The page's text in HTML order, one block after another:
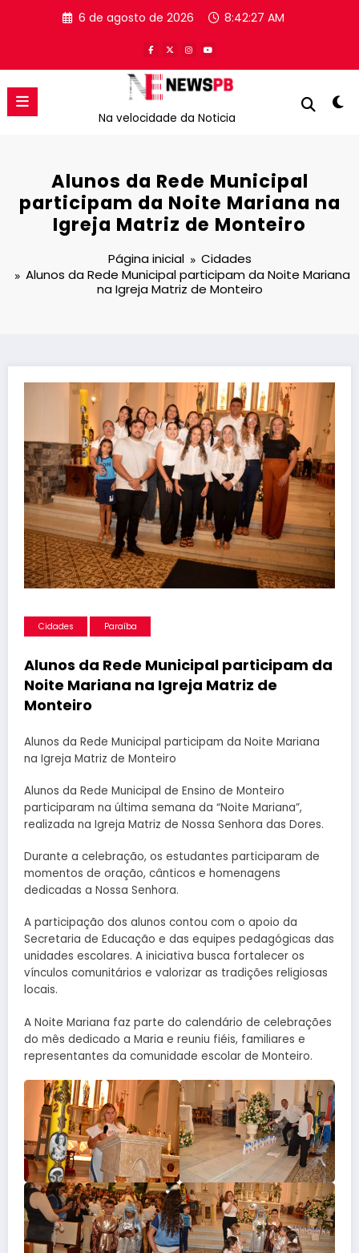
6 de agosto de 2026 8:42:27 AM
Na velocidade da Noticia
Alunos da Rede Municipal
participam da Noite Mariana na
Igreja Matriz de Monteiro
Página inicial
Cidades
Alunos da Rede Municipal participam da Noite Mariana
na Igreja Matriz de Monteiro
Cidades Paraíba
Alunos da Rede Municipal participam da
Noite Mariana na Igreja Matriz de
Monteiro
Alunos da Rede Municipal participam da Noite Mariana
na Igreja Matriz de Monteiro
Alunos da Rede Municipal de Ensino de Monteiro
participaram na última semana da “Noite Mariana”,
realizada na Igreja Matriz de Nossa Senhora das Dores.
Durante a celebração, os estudantes participaram de
momentos de oração, cânticos e homenagens
dedicadas a Nossa Senhora.
A participação dos alunos contou com o apoio da
Secretaria de Educação e das equipes pedagógicas das
unidades escolares. A iniciativa busca fortalecer os
vínculos comunitários e valorizar as tradições religiosas
locais.
A Noite Mariana faz parte do calendário de celebrações
do mês dedicado a Maria e reuniu fiéis, familiares e
representantes da comunidade escolar de Monteiro.